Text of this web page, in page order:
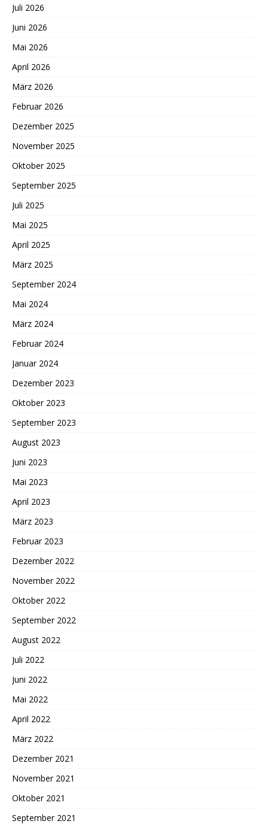
Juli 2026
Juni 2026
Mai 2026
April 2026
März 2026
Februar 2026
Dezember 2025
November 2025
Oktober 2025
September 2025
Juli 2025
Mai 2025
April 2025
März 2025
September 2024
Mai 2024
März 2024
Februar 2024
Januar 2024
Dezember 2023
Oktober 2023
September 2023
August 2023
Juni 2023
Mai 2023
April 2023
März 2023
Februar 2023
Dezember 2022
November 2022
Oktober 2022
September 2022
August 2022
Juli 2022
Juni 2022
Mai 2022
April 2022
März 2022
Dezember 2021
November 2021
Oktober 2021
September 2021